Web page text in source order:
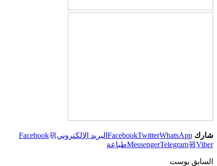
شارك FacebookTwitterWhatsApp البريد الإلكتروني
Facebook
MessengerTelegram Viber طباعة
السابق بوست